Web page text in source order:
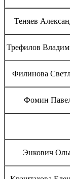
Теняев
Трефилов
Филинова
Фомин
Энкович